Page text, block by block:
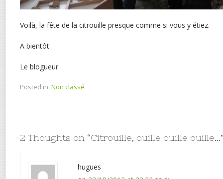
Voilà, la fête de la citrouille presque comme si vous y étiez.
A bientôt
Le blogueur
Posted in: Non classé
2 Thoughts on “Citrouille, ouille ouille ouille…
hugues